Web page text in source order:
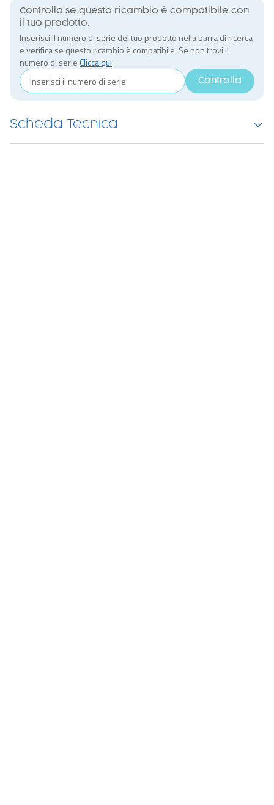
Controlla se questo ricambio è compatibile con
il tuo prodotto.
Inserisci il numero di serie del tuo prodotto nella barra di ricerca
e verifica se questo ricambio è compatibile. Se non trovi il
numero di serie Clicca qui
Controlla
Scheda Tecnica